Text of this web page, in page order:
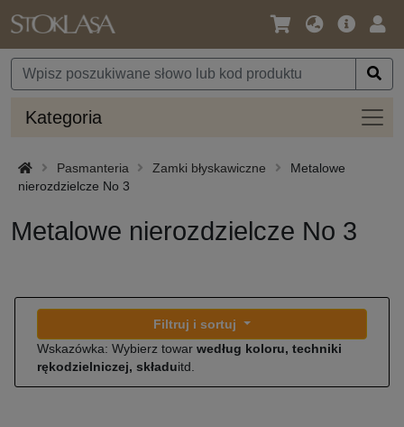
Język
Waluta
Oferta
Kategoria
Pasmanteria Zamki błyskawiczne
Metalowe
nierozdzielcze No 3
Metalowe nierozdzielcze No 3
Filtruj i sortuj
Wskazówka: Wybierz towar według koloru, techniki
rękodzielniczej, składuitd.